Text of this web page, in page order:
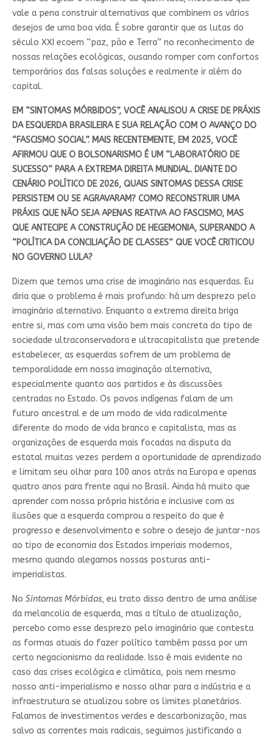
vale a pena construir alternativas que combinem os vários
desejos de uma boa vida. É sobre garantir que as lutas do
século XXI ecoem “paz, pão e Terra” no reconhecimento de
nossas relações ecológicas, ousando romper com confortos
temporários das falsas soluções e realmente ir além do
capital.
EM “SINTOMAS MÓRBIDOS”, VOCÊ ANALISOU A CRISE DE PRÁXIS
DA ESQUERDA BRASILEIRA E SUA RELAÇÃO COM O AVANÇO DO
“FASCISMO SOCIAL”. MAIS RECENTEMENTE, EM 2025, VOCÊ
AFIRMOU QUE O BOLSONARISMO É UM “LABORATÓRIO DE
SUCESSO” PARA A EXTREMA DIREITA MUNDIAL. DIANTE DO
CENÁRIO POLÍTICO DE 2026, QUAIS SINTOMAS DESSA CRISE
PERSISTEM OU SE AGRAVARAM? COMO RECONSTRUIR UMA
PRÁXIS QUE NÃO SEJA APENAS REATIVA AO FASCISMO, MAS
QUE ANTECIPE A CONSTRUÇÃO DE HEGEMONIA, SUPERANDO A
“POLÍTICA DA CONCILIAÇÃO DE CLASSES” QUE VOCÊ CRITICOU
NO GOVERNO LULA?
Dizem que temos uma crise de imaginário nas esquerdas. Eu
diria que o problema é mais profundo: há um desprezo pelo
imaginário alternativo. Enquanto a extrema direita briga
entre si, mas com uma visão bem mais concreta do tipo de
sociedade ultraconservadora e ultracapitalista que pretende
estabelecer, as esquerdas sofrem de um problema de
temporalidade em nossa imaginação alternativa,
especialmente quanto aos partidos e às discussões
centradas no Estado. Os povos indígenas falam de um
futuro ancestral e de um modo de vida radicalmente
diferente do modo de vida branco e capitalista, mas as
organizações de esquerda mais focadas na disputa da
estatal muitas vezes perdem a oportunidade de aprendizado
e limitam seu olhar para 100 anos atrás na Europa e apenas
quatro anos para frente aqui no Brasil. Ainda há muito que
aprender com nossa própria história e inclusive com as
ilusões que a esquerda comprou a respeito do que é
progresso e desenvolvimento e sobre o desejo de juntar-nos
ao tipo de economia dos Estados imperiais modernos,
mesmo quando alegamos nossas posturas anti-
imperialistas.
No Sintomas Mórbidos, eu trato disso dentro de uma análise
da melancolia de esquerda, mas a título de atualização,
percebo como esse desprezo pelo imaginário que contesta
as formas atuais do fazer político também passa por um
certo negacionismo da realidade. Isso é mais evidente no
caso das crises ecológica e climática, pois nem mesmo
nosso anti-imperialismo e nosso olhar para a indústria e a
infraestrutura se atualizou sobre os limites planetários.
Falamos de investimentos verdes e descarbonização, mas
salvo as correntes mais radicais, seguimos justificando a